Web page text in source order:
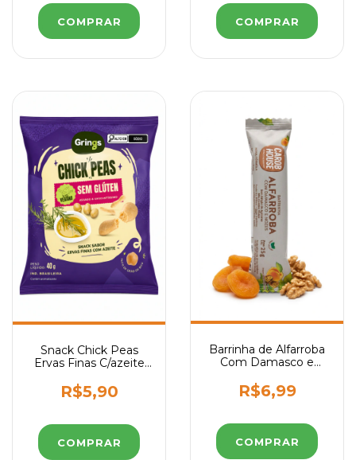
Snack Chick Peas
Ervas Finas C/azeite
R$5,90
Barrinha de Alfarroba
Com Damasco e
House
R$6,99